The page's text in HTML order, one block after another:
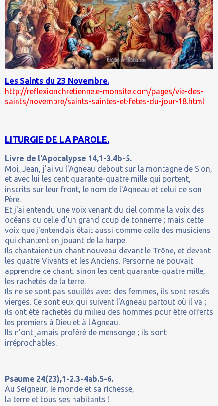
Les Saints du 23 Novembre.
http://reflexionchretienne.e-monsite.com/pages/vie-des-
saints/novembre/saints-saintes-et-fetes-du-jour-18.html
LITURGIE DE LA PAROLE.
Livre de l'Apocalypse 14,1-3.4b-5.
Moi, Jean, j'ai vu l'Agneau debout sur la montagne de Sion,
et avec lui les cent quarante-quatre mille qui portent,
inscrits sur leur front, le nom de l'Agneau et celui de son
Père.
Et j'ai entendu une voix venant du ciel comme la voix des
océans ou celle d'un grand coup de tonnerre ; mais cette
voix que j'entendais était aussi comme celle des musiciens
qui chantent en jouant de la harpe.
Ils chantaient un chant nouveau devant le Trône, et devant
les quatre Vivants et les Anciens. Personne ne pouvait
apprendre ce chant, sinon les cent quarante-quatre mille,
les rachetés de la terre.
Ils ne se sont pas souillés avec des femmes, ils sont restés
vierges. Ce sont eux qui suivent l'Agneau partout où il va ;
ils ont été rachetés du milieu des hommes pour être offerts
les premiers à Dieu et à l'Agneau.
Ils n'ont jamais proféré de mensonge ; ils sont
irréprochables.
Psaume 24(23),1-2.3-4ab.5-6.
Au Seigneur, le monde et sa richesse,
la terre et tous ses habitants !